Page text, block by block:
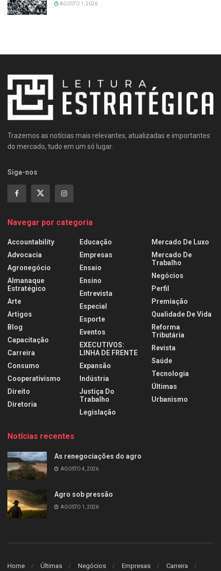
AGOSTO 1, 2026
Trazemos as notícias mais relevantes, atualizadas e importantes
do mercado, tudo em um só lugar.
Siga-nos
Navegar por categoria
Accountability
Advocacia
Agronegócio
Almanaque
Estratégico
Arte
Artigos
Blog
Capacitação
Carreira
Consumo
Cooperativismo
Direito
Diretoria
Educação
Empresas
Ensaio
Ensino
Entrevista
Especial
Esporte
Eventos
EXECUTIVOS:
LINHA DE FRENTE
Expansão
Indústria
Justiça Do
Trabalho
Legislação
Mercado De Luxo
Mercado De
Trabalho
Negócios
Perfil
Premiação
Qualidade De Vida
Reforma
Tributária
Revista
Saúde
Tecnologia
Últimas
Urbanismo
Notícias recentes
As renegociações do agro
AGOSTO 4, 2026
Agro sob pressão
AGOSTO 1, 2026
Home Últimas Negócios Empresas Carreira